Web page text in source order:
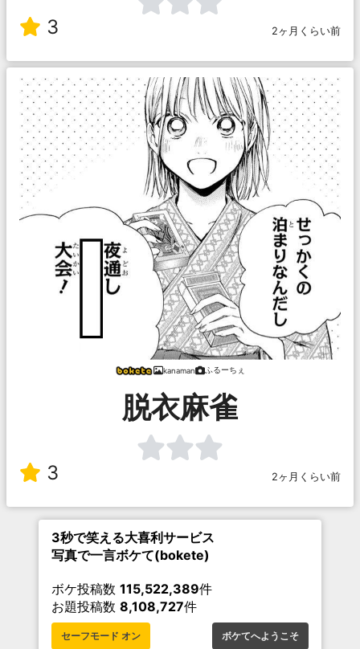
3 2ヶ月くらい前
kanaman ふるーちぇ
脱衣麻雀
3 2ヶ月くらい前
3秒で笑える大喜利サービス
写真で一言ボケて(bokete)
ボケ投稿数 115,522,389件
お題投稿数 8,108,727件
セーフモード オン ボケてへようこそ